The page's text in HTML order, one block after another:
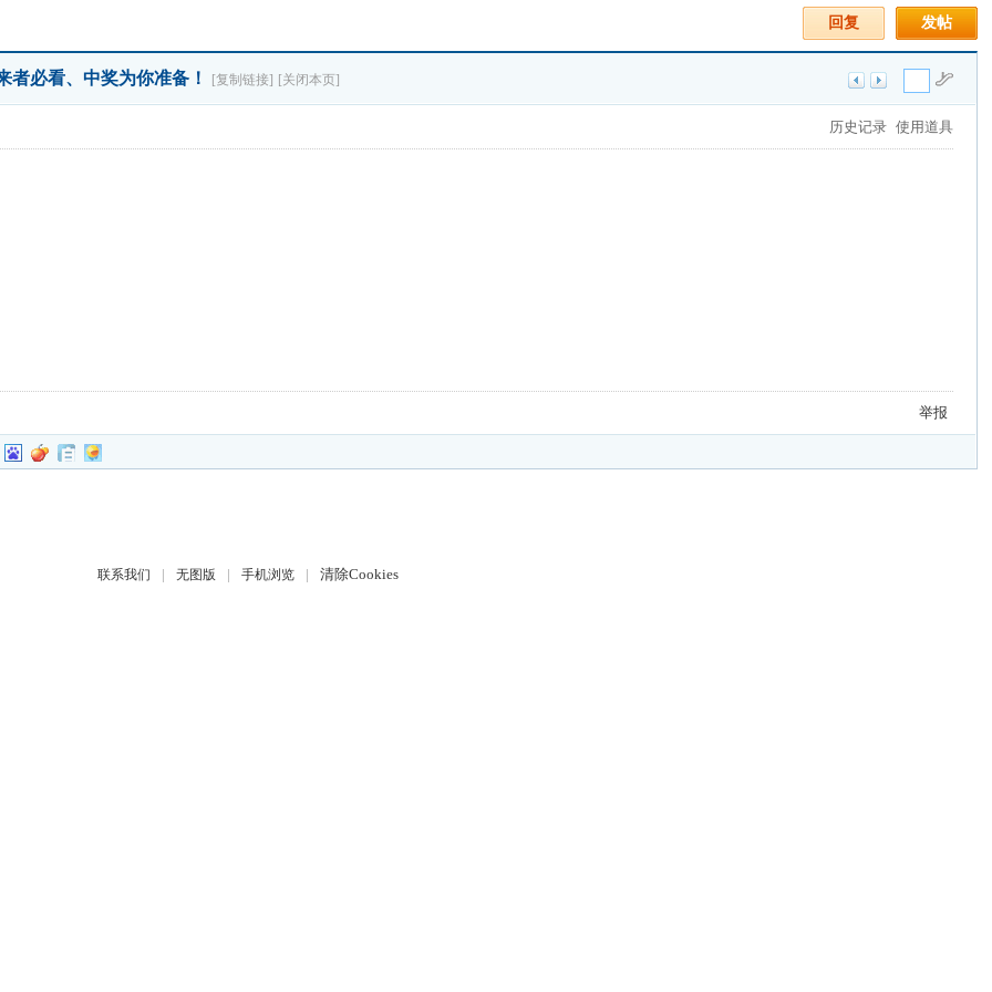
发帖
回复
必看、中奖为你准备！ [复制链接] [关闭本页]
历史记录 使用道具
举报
联系我们 | 无图版 | 手机浏览 | 清除Cookies